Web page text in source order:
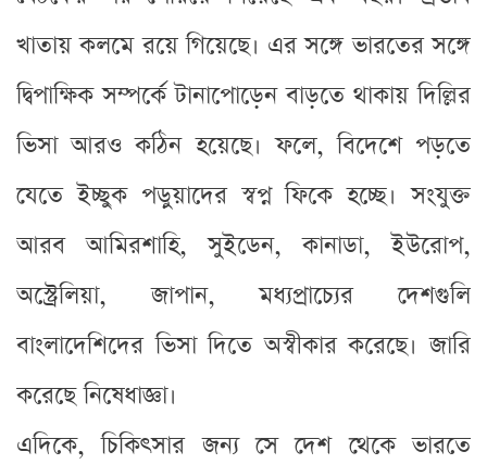
খাতায় কলমে রয়ে গিয়েছে। এর সঙ্গে ভারতের সঙ্গে
দ্বিপাক্ষিক সম্পর্কে টানাপোড়েন বাড়তে থাকায় দিল্লির
ভিসা আরও কঠিন হয়েছে। ফলে, বিদেশে পড়তে
যেতে ইচ্ছুক পড়ুয়াদের স্বপ্ন ফিকে হচ্ছে। সংযুক্ত
আরব আমিরশাহি, সুইডেন, কানাডা, ইউরোপ,
অস্ট্রেলিয়া, জাপান, মধ্যপ্রাচ্যের দেশগুলি
বাংলাদেশিদের ভিসা দিতে অস্বীকার করেছে। জারি
করেছে নিষেধাজ্ঞা।
এদিকে, চিকিৎসার জন্য সে দেশ থেকে ভারতে